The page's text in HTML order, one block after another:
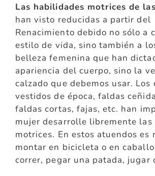
Las habilidades motrices de
han visto reducidas a partir del
Renacimiento debido no sólo a
estilo de vida, sino también a
belleza femenina que han
apariencia del cuerpo, sino la
calzado que debemos usar. Los
vestidos de época, faldas
faldas cortas, fajas, etc. han
mujer desarrolle libremente las
motrices. En estos atuendos
montar en bicicleta o en
correr, pegar una patada, jugar